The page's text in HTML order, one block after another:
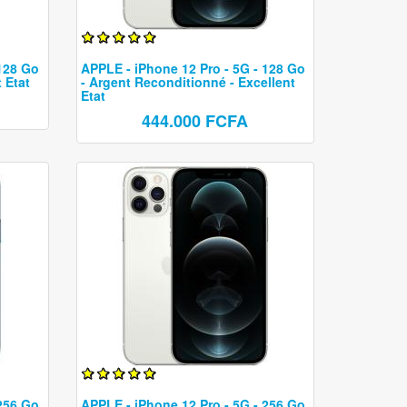
Rasoir électrique
Sèche cheveux
Lisseur
Epilateur
Go
Etat
APPLE - iPhone 12 Pro - 5G - 128 Go
- Argent Reconditionné - Excellent
Etat
444.000 FCFA